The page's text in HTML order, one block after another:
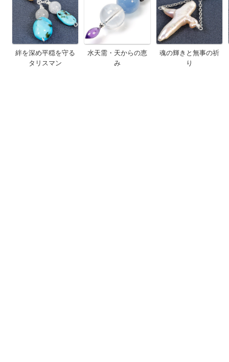
絆を深め平穏を守る
タリスマン
水天需・天からの恵
み
魂の輝きと無事の祈
り